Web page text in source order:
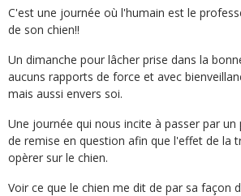
C'est une journée où l'humain est le
de son chien!!
Un dimanche pour lâcher prise dans la
aucuns rapports de force et avec
mais aussi envers soi.
Une journée qui nous incite à passer par un
de remise en question afin que l'effet de la
opèrer sur le chien.
Voir ce que le chien me dit de par sa façon